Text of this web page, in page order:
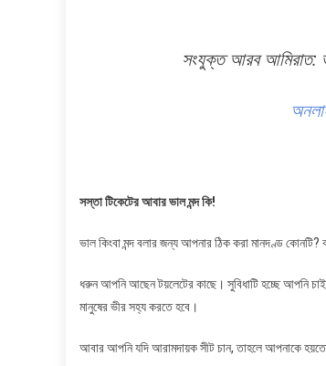
সংযুক্ত আরব আমিরাত:
সস্তা টিকেটের আবার ভাল মন্দ কি!
ভাল কিংবা মন্দ বলার জন্য আপনার ঠিক করা মানদণ্ড কোনটি?
ধরুন আপনি আছেন টয়লেটের কাছে। সুবিধাটি হচ্ছে আপনি
মানুষের ভীর সহ্য করতে হবে।
আবার আপনি যদি আরামদায়ক সীট চান, তাহলে আপনাকে হয়তো